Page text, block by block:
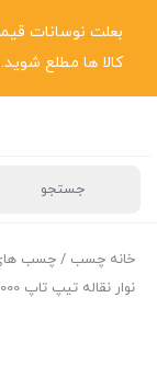
بعلت نوسانات
کالا ها مطلع شوید.
خانه چسب / چسب
نوار نقاله تیپ تاپ Cement SC-4000